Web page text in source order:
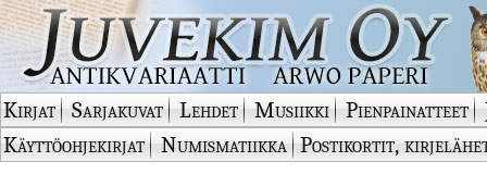
Kirjat Sarjakuvat Lehdet Musiikki Pienpainatteet
Käyttöohjekirjat
Numismatiikka Postikortit,